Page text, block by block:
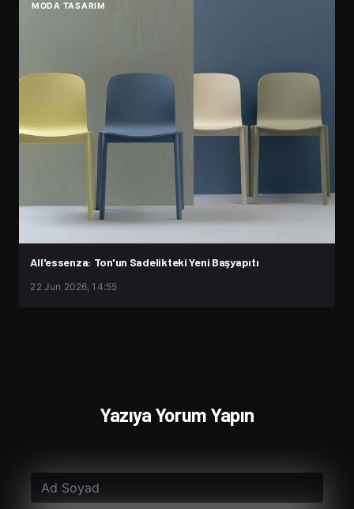
MODA TASARIM
All'essenza: Ton'un Sadelikteki Yeni Başyapıtı
22 Jun 2026, 14:55
Yazıya Yorum Yapın